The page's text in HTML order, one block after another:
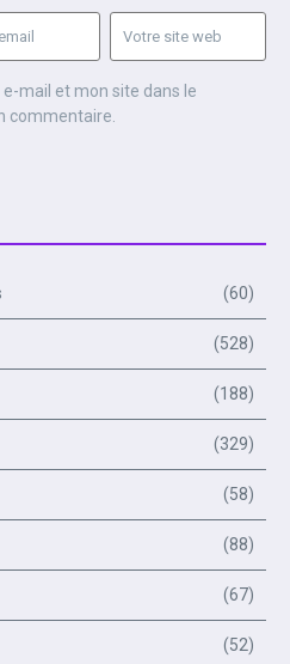
mail et mon site dans le
commentaire.
(60)
(528)
(188)
(329)
(58)
(88)
(67)
(52)